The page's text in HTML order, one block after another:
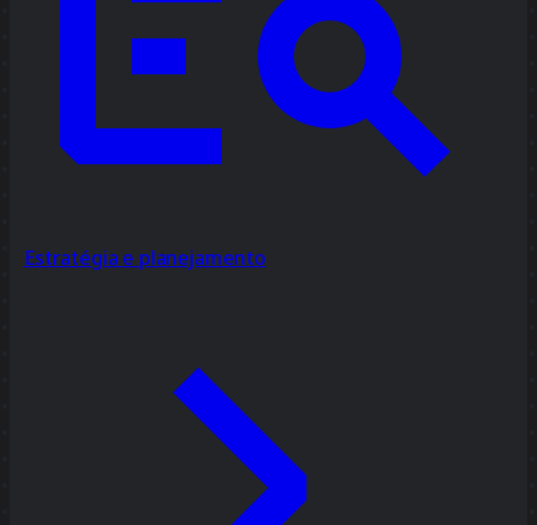
Estratégia e planejamento